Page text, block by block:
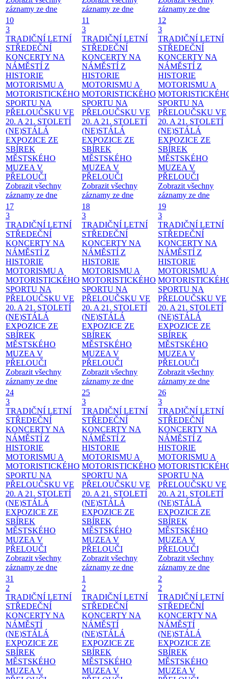
záznamy ze dne
záznamy ze dne
záznamy ze dne
10
3
TRADIČNÍ LETNÍ
STŘEDEČNÍ
KONCERTY NA
NÁMĚSTÍ Z
HISTORIE
MOTORISMU A
MOTORISTICKÉHO
SPORTU NA
PŘELOUČSKU VE
20. A 21. STOLETÍ
(NE)STÁLÁ
EXPOZICE ZE
SBÍREK
MĚSTSKÉHO
MUZEA V
PŘELOUČI
Zobrazit všechny
záznamy ze dne
11
3
TRADIČNÍ LETNÍ
STŘEDEČNÍ
KONCERTY NA
NÁMĚSTÍ Z
HISTORIE
MOTORISMU A
MOTORISTICKÉHO
SPORTU NA
PŘELOUČSKU VE
20. A 21. STOLETÍ
(NE)STÁLÁ
EXPOZICE ZE
SBÍREK
MĚSTSKÉHO
MUZEA V
PŘELOUČI
Zobrazit všechny
záznamy ze dne
12
3
TRADIČNÍ LETNÍ
STŘEDEČNÍ
KONCERTY NA
NÁMĚSTÍ Z
HISTORIE
MOTORISMU A
SPORTU NA
PŘELOUČSKU VE
20. A 21. STOLETÍ
(NE)STÁLÁ
EXPOZICE ZE
SBÍREK
MĚSTSKÉHO
MUZEA V
PŘELOUČI
Zobrazit všechny
záznamy ze dne
17
3
TRADIČNÍ LETNÍ
STŘEDEČNÍ
KONCERTY NA
NÁMĚSTÍ Z
HISTORIE
MOTORISMU A
MOTORISTICKÉHO
SPORTU NA
PŘELOUČSKU VE
20. A 21. STOLETÍ
(NE)STÁLÁ
EXPOZICE ZE
SBÍREK
MĚSTSKÉHO
MUZEA V
PŘELOUČI
Zobrazit všechny
záznamy ze dne
18
3
TRADIČNÍ LETNÍ
STŘEDEČNÍ
KONCERTY NA
NÁMĚSTÍ Z
HISTORIE
MOTORISMU A
MOTORISTICKÉHO
SPORTU NA
PŘELOUČSKU VE
20. A 21. STOLETÍ
(NE)STÁLÁ
EXPOZICE ZE
SBÍREK
MĚSTSKÉHO
MUZEA V
PŘELOUČI
Zobrazit všechny
záznamy ze dne
19
3
TRADIČNÍ LETNÍ
STŘEDEČNÍ
KONCERTY NA
NÁMĚSTÍ Z
HISTORIE
MOTORISMU A
SPORTU NA
PŘELOUČSKU VE
20. A 21. STOLETÍ
(NE)STÁLÁ
EXPOZICE ZE
SBÍREK
MĚSTSKÉHO
MUZEA V
PŘELOUČI
Zobrazit všechny
záznamy ze dne
24
3
TRADIČNÍ LETNÍ
STŘEDEČNÍ
KONCERTY NA
NÁMĚSTÍ Z
HISTORIE
MOTORISMU A
MOTORISTICKÉHO
SPORTU NA
PŘELOUČSKU VE
20. A 21. STOLETÍ
(NE)STÁLÁ
EXPOZICE ZE
SBÍREK
MĚSTSKÉHO
MUZEA V
PŘELOUČI
Zobrazit všechny
záznamy ze dne
25
3
TRADIČNÍ LETNÍ
STŘEDEČNÍ
KONCERTY NA
NÁMĚSTÍ Z
HISTORIE
MOTORISMU A
MOTORISTICKÉHO
SPORTU NA
PŘELOUČSKU VE
20. A 21. STOLETÍ
(NE)STÁLÁ
EXPOZICE ZE
SBÍREK
MĚSTSKÉHO
MUZEA V
PŘELOUČI
Zobrazit všechny
záznamy ze dne
26
3
TRADIČNÍ LETNÍ
STŘEDEČNÍ
KONCERTY NA
NÁMĚSTÍ Z
HISTORIE
MOTORISMU A
SPORTU NA
PŘELOUČSKU VE
20. A 21. STOLETÍ
(NE)STÁLÁ
EXPOZICE ZE
SBÍREK
MĚSTSKÉHO
MUZEA V
PŘELOUČI
Zobrazit všechny
záznamy ze dne
31
2
TRADIČNÍ LETNÍ
STŘEDEČNÍ
KONCERTY NA
NÁMĚSTÍ
(NE)STÁLÁ
EXPOZICE ZE
SBÍREK
MĚSTSKÉHO
MUZEA V
1
2
TRADIČNÍ LETNÍ
STŘEDEČNÍ
KONCERTY NA
NÁMĚSTÍ
(NE)STÁLÁ
EXPOZICE ZE
SBÍREK
MĚSTSKÉHO
MUZEA V
2
2
TRADIČNÍ LETNÍ
STŘEDEČNÍ
KONCERTY NA
NÁMĚSTÍ
(NE)STÁLÁ
EXPOZICE ZE
SBÍREK
MĚSTSKÉHO
MUZEA V